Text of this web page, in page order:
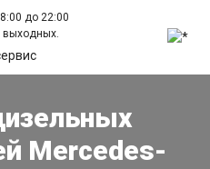
до 22:00
выходных.
Mercedes-